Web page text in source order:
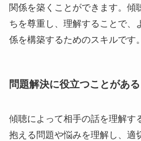
関係を築くことができます。傾
ちを尊重し、理解することで、
係を構築するためのスキルです。
問題解決に役立つことがある
傾聴によって相手の話を理解す
抱える問題や悩みを理解し、適